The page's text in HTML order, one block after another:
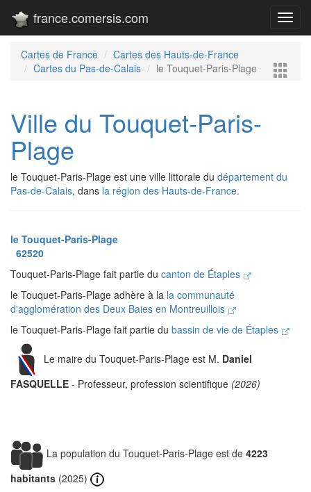
france.comersis.com
Cartes de France
Cartes des Hauts-de-France
Cartes du Pas-de-Calais
le Touquet-Paris-Plage
Ville du Touquet-Paris-
Plage
le Touquet-Paris-Plage est une ville littorale du département du
Pas-de-Calais, dans la région des Hauts-de-France.
le Touquet-Paris-Plage
62520
Touquet-Paris-Plage fait partie du canton de Étaples
le Touquet-Paris-Plage adhère à la la communauté
d'agglomération des Deux Baies en Montreuillois
le Touquet-Paris-Plage fait partie du bassin de vie de Étaples
Le maire du Touquet-Paris-Plage est M. Daniel
FASQUELLE - Professeur, profession scientifique (2026)
La population du Touquet-Paris-Plage est de 4223
habitants (2025)